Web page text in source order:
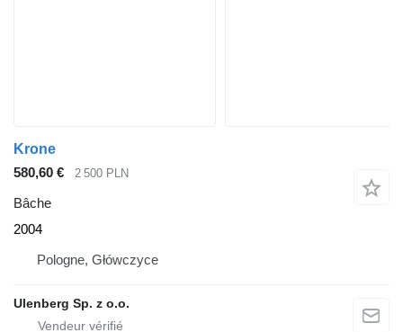
Krone
580,60 €
2 500 PLN
Bâche
2004
Pologne, Główczyce
Ulenberg Sp. z o.o.